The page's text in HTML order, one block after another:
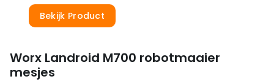
Bekijk Product
Worx Landroid M700 robotmaaier
mesjes